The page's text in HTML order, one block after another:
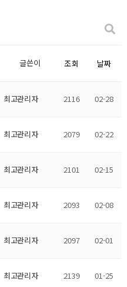
글쓴이 조회 날짜
최고관리자 2116 02-28
최고관리자 2079 02-22
최고관리자 2101 02-15
최고관리자 2093 02-08
최고관리자 2097 02-01
최고관리자 2139 01-25